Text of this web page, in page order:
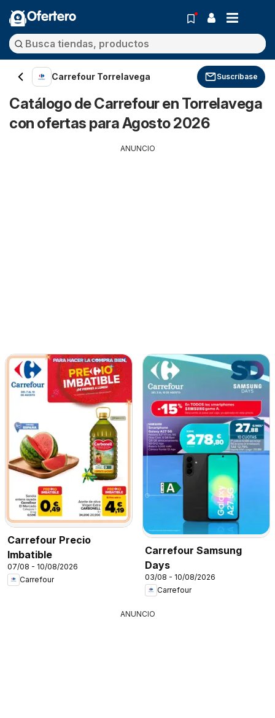
Ofertero
Carrefour Torrelavega Suscríbase
Catálogo de Carrefour en Torrelavega
con ofertas para Agosto 2026
ANUNCIO
Carrefour Precio
Imbatible
07/08 - 10/08/2026
Carrefour
Carrefour Samsung
Days
03/08 - 10/08/2026
Carrefour
ANUNCIO